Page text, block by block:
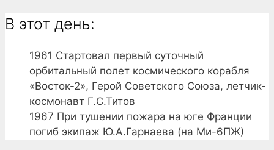
В этот день:
1961 Стартовал первый суточный
орбитальный полет космического корабля
«Восток-2», Герой Советского Союза, летчик-
космонавт Г.С.Титов
1967 При тушении пожара на юге Франции
погиб экипаж Ю.А.Гарнаева (на Ми-6ПЖ)